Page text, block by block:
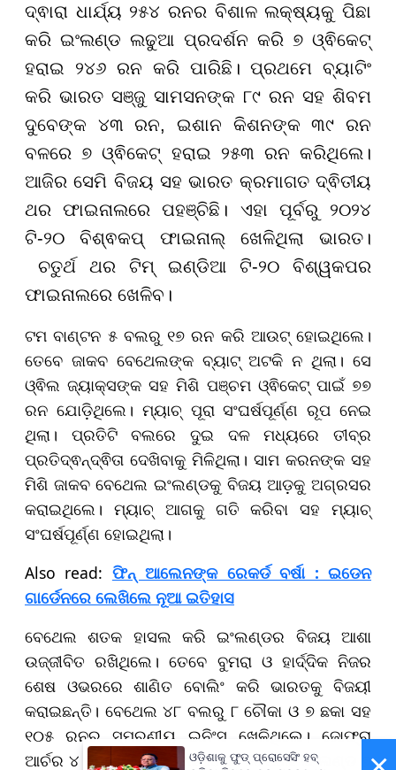
ଦ୍ଵାରା ଧାର୍ଯ୍ୟ ୨୫୪ ରନର ବିଶାଳ ଲକ୍ଷ୍ୟକୁ ପିଛା
କରି ଇଂଲଣ୍ଡ ଲଢୁଆ ପ୍ରଦର୍ଶନ କରି ୭ ଓ୍ଵିକେଟ୍
ହରାଇ ୨୪୬ ରନ କରି ପାରିଛି। ପ୍ରଥମେ ବ୍ୟାଟିଂ
କରି ଭାରତ ସଞ୍ଜୁ ସାମସନଙ୍କ ୮୯ ରନ ସହ ଶିବମ
ଦୁବେଙ୍କ ୪୩ ରନ, ଇଶାନ କିଶନଙ୍କ ୩୯ ରନ
ବଳରେ ୭ ଓ୍ଵିକେଟ୍ ହରାଇ ୨୫୩ ରନ କରିଥିଲେ।
ଆଜିର ସେମି ବିଜୟ ସହଭାରତ କ୍ରମାଗତ ଦ୍ଵିତୀୟ
ଥର ଫାଇନାଲରେ ପହଞ୍ଚିଛି। ଏହା ପୂର୍ବରୁ ୨୦୨୪
ଟି-୨୦ ବିଶ୍ଵକପ୍ ଫାଇନାଲ୍ ଖେଳିଥିଲା ଭାରତ।
ଚତୁର୍ଥ ଥର ଟିମ୍ ଇଣ୍ଡିଆ ଟି-୨୦ ବିଶ୍ୱକପର
ଫାଇନାଲରେ ଖେଳିବ। ​​​​​​​
ଟମ ବାଣ୍ଟନ ୫ ବଲରୁ ୧୭ ରନ କରି ଆଉଟ୍ ହୋଇଥିଲେ।
ତେବେ ଜାକବ ବେଥେଲଙ୍କ ବ୍ୟାଟ୍ ଅଟକି ନ ଥିଲା। ସେ
ଓ୍ଵିଲ ଜ୍ୟାକ୍ସଙ୍କ ସହ ମିଶି ପଞ୍ଚମ ଓ୍ଵିକେଟ୍ ପାଇଁ ୭୭
ରନ ଯୋଡ଼ିଥିଲେ। ମ୍ୟାଚ୍ ପୂରା ସଂଘର୍ଷପୂର୍ଣ୍ଣ ରୂପ ନେଇ
ଥିଲା। ପ୍ରତିଟି ବଲରେ ଦୁଇ ଦଳ ମଧ୍ୟରେ ତୀବ୍ର
ପ୍ରତିଦ୍ଵନ୍ଦ୍ଵିତା ଦେଖିବାକୁ ମିଳିଥିଲା। ସାମ କରନଙ୍କ ସହ
ମିଶି ଜାକବ ବେଥେଲ ଇଂଲଣ୍ଡକୁ ବିଜୟ ଆଡ଼କୁ ଅଗ୍ରସର
କରାଇଥିଲେ। ମ୍ୟାଚ୍ ଆଗକୁ ଗତି କରିବା ସହ ମ୍ୟାଚ୍
ସଂଘର୍ଷପୂର୍ଣ୍ଣ ହୋଇଥିଲା।
Also read: ଫିନ୍ ଆଲେନଙ୍କ ରେକର୍ଡ ବର୍ଷା : ଇଡେନ
ଗାର୍ଡେନରେ ଲେଖିଲେ ନୂଆ ଇତିହାସ
ବେଥେଲ ଶତକ ହାସଲ କରି ଇଂଲଣ୍ଡର ବିଜୟ ଆଶା
ଉଜ୍ଜୀବିତ ରଖିଥିଲେ। ତେବେ ବୁମରା ଓ ହାର୍ଦ୍ଦିକ ନିଜର
ଶେଷ ଓଭରରେ ଶାଣିତ ବୋଲିଂ କରି ଭାରତକୁ ବିଜୟୀ
କରାଇଛନ୍ତି। ବେଥେଲ ୪୮ ବଲରୁ ୮ ଚୌକା ଓ ୭ ଛକା ସହ
୧୦୫ ରନର ସ୍ମରଣୀୟ ଇନିଂସ ଖେଳିଥିଲେ। ଜୋଫ୍ରା
ଆର୍ଚର ୪ ବଲରୁ ୧୯ ରନ କରିଥିଲେ। ଶେଷରେ ଇଂଲଣ୍ଡ ୭
ଓଡ଼ିଶାକୁ ଫୁଡ୍ ପ୍ରୋସେସିଂ ହବ୍